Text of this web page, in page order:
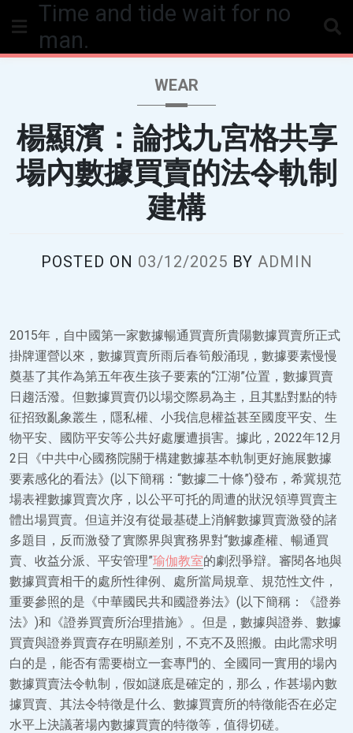
Time and tide wait for no
man.
WEAR
楊顯濱：論找九宮格共享
場內數據買賣的法令軌制
建構
POSTED ON 03/12/2025 BY ADMIN
2015年，自中國第一家數據暢通買賣所貴陽數據買賣所正式
掛牌運營以來，數據買賣所雨后春筍般涌現，數據要素慢慢
奠基了其作為第五年夜生孩子要素的“江湖”位置，數據買賣
日趨活潑。但數據買賣仍以場交際易為主，且其點對點的特
征招致亂象叢生，隱私權、小我信息權益甚至國度平安、生
物平安、國防平安等公共好處屢遭損害。據此，2022年12月
2日《中共中心國務院關于構建數據基本軌制更好施展數據
要素感化的看法》(以下簡稱：“數據二十條”)發布，希冀規范
場表裡數據買賣次序，以公平可托的周遭的狀況領導買賣主
體出場買賣。但這并沒有從最基礎上消解數據買賣激發的諸
多題目，反而激發了實際界與實務界對“數據產權、暢通買
賣、收益分派、平安管理”瑜伽教室的劇烈爭辯。審閱各地與
數據買賣相干的處所性律例、處所當局規章、規范性文件，
重要參照的是《中華國民共和國證券法》(以下簡稱：《證券
法》)和《證券買賣所治理措施》。但是，數據與證券、數據
買賣與證券買賣存在明顯差別，不克不及照搬。由此需求明
白的是，能否有需要樹立一套專門的、全國同一實用的場內
數據買賣法令軌制，假如謎底是確定的，那么，作甚場內數
據買賣、其法令特徵是什么、數據買賣所的特徵能否在必定
水平上決議著場內數據買賣的特徵等，值得切磋。